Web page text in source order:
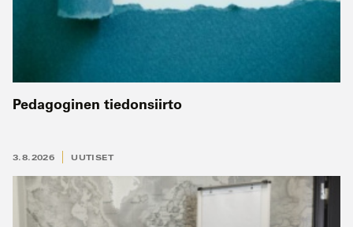
Pedagoginen tiedonsiirto
3.8.2026 UUTISET